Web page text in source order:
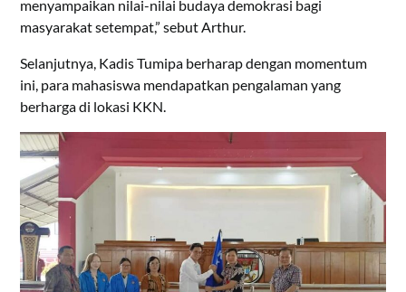
menyampaikan nilai-nilai budaya demokrasi bagi
masyarakat setempat,” sebut Arthur.
Selanjutnya, Kadis Tumipa berharap dengan momentum
ini, para mahasiswa mendapatkan pengalaman yang
berharga di lokasi KKN.